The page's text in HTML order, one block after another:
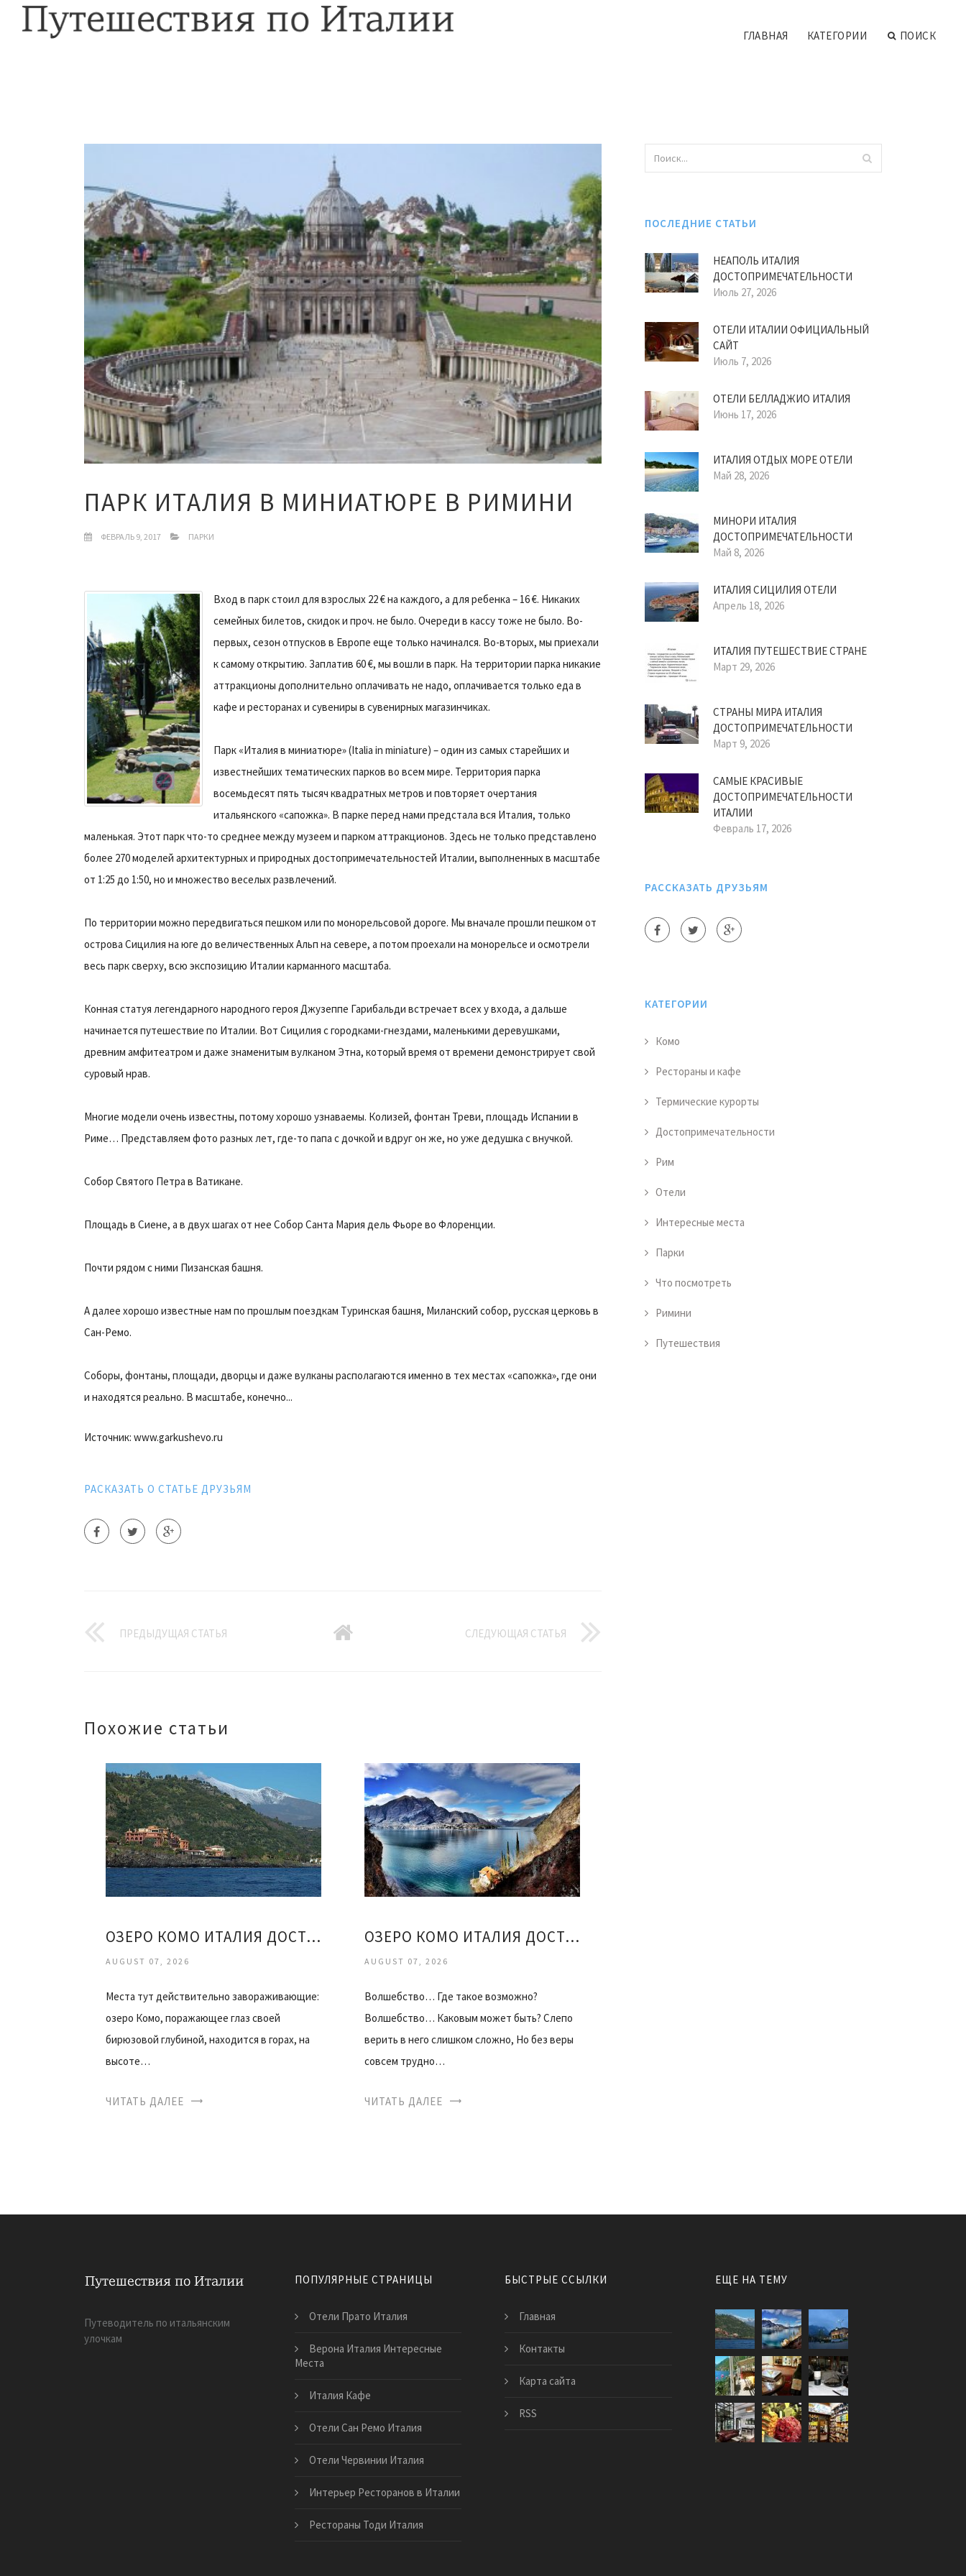
ГЛАВНАЯ КАТЕГОРИИ ПОИСК
ПАРК ИТАЛИЯ В МИНИАТЮРЕ В РИМИНИ
ФЕВРАЛЬ 9, 2017 ПАРКИ
Вход в парк стоил для взрослых 22 € на каждого, а для ребенка – 16 €. Никаких
семейных билетов, скидок и проч. не было. Очереди в кассу тоже не было. Во-
первых, сезон отпусков в Европе еще только начинался. Во-вторых, мы приехали
к самому открытию. Заплатив 60 €, мы вошли в парк. На территории парка никакие
аттракционы дополнительно оплачивать не надо, оплачивается только еда в
кафе и ресторанах и сувениры в сувенирных магазинчиках.
Парк «Италия в миниатюре» (Italia in miniature) – один из самых старейших и
известнейших тематических парков во всем мире. Территория парка
восемьдесят пять тысяч квадратных метров и повторяет очертания
итальянского «сапожка». В парке перед нами предстала вся Италия, только
маленькая. Этот парк что-то среднее между музеем и парком аттракционов. Здесь не только представлено
более 270 моделей архитектурных и природных достопримечательностей Италии, выполненных в масштабе
от 1:25 до 1:50, но и множество веселых развлечений.
По территории можно передвигаться пешком или по монорельсовой дороге. Мы вначале прошли пешком от
острова Сицилия на юге до величественных Альп на севере, а потом проехали на монорельсе и осмотрели
весь парк сверху, всю экспозицию Италии карманного масштаба.
Конная статуя легендарного народного героя Джузеппе Гарибальди встречает всех у входа, а дальше
начинается путешествие по Италии. Вот Сицилия с городками-гнездами, маленькими деревушками,
древним амфитеатром и даже знаменитым вулканом Этна, который время от времени демонстрирует свой
суровый нрав.
Многие модели очень известны, потому хорошо узнаваемы. Колизей, фонтан Треви, площадь Испании в
Риме… Представляем фото разных лет, где-то папа с дочкой и вдруг он же, но уже дедушка с внучкой.
Собор Святого Петра в Ватикане.
Площадь в Сиене, а в двух шагах от нее Собор Санта Мария дель Фьоре во Флоренции.
Почти рядом с ними Пизанская башня.
А далее хорошо известные нам по прошлым поездкам Туринская башня, Миланский собор, русская церковь в
Сан-Ремо.
Соборы, фонтаны, площади, дворцы и даже вулканы располагаются именно в тех местах «сапожка», где они
и находятся реально. В масштабе, конечно...
Источник: www.garkushevo.ru
РАСКАЗАТЬ О СТАТЬЕ ДРУЗЬЯМ
ПРЕДЫДУЩАЯ СТАТЬЯ СЛЕДУЮЩАЯ СТАТЬЯ
Похожие статьи
ОЗЕРО КОМО ИТАЛИЯ ДОСТОПРИМЕЧАТЕЛЬНОСТИ ОТЗЫВЫ
AUGUST 07, 2026
Места тут действительно завораживающие:
озеро Комо, поражающее глаз своей
бирюзовой глубиной, находится в горах, на
высоте…
ЧИТАТЬ ДАЛЕЕ
ОЗЕРО КОМО ИТАЛИЯ ДОСТОПРИМЕЧАТЕЛЬНОСТИ
AUGUST 07, 2026
Волшебство… Где такое возможно?
Волшебство… Каковым может быть? Слепо
верить в него слишком сложно, Но без веры
совсем трудно…
ЧИТАТЬ ДАЛЕЕ
ПОСЛЕДНИЕ СТАТЬИ
НЕАПОЛЬ ИТАЛИЯ
ДОСТОПРИМЕЧАТЕЛЬНОСТИ
Июль 27, 2026
ОТЕЛИ ИТАЛИИ ОФИЦИАЛЬНЫЙ
САЙТ
Июль 7, 2026
ОТЕЛИ БЕЛЛАДЖИО ИТАЛИЯ
Июнь 17, 2026
ИТАЛИЯ ОТДЫХ МОРЕ ОТЕЛИ
Май 28, 2026
МИНОРИ ИТАЛИЯ
ДОСТОПРИМЕЧАТЕЛЬНОСТИ
Май 8, 2026
ИТАЛИЯ СИЦИЛИЯ ОТЕЛИ
Апрель 18, 2026
ИТАЛИЯ ПУТЕШЕСТВИЕ СТРАНЕ
Март 29, 2026
СТРАНЫ МИРА ИТАЛИЯ
ДОСТОПРИМЕЧАТЕЛЬНОСТИ
Март 9, 2026
САМЫЕ КРАСИВЫЕ
ДОСТОПРИМЕЧАТЕЛЬНОСТИ
ИТАЛИИ
Февраль 17, 2026
РАССКАЗАТЬ ДРУЗЬЯМ
КАТЕГОРИИ
Комо
Рестораны и кафе
Термические курорты
Достопримечательности
Рим
Отели
Интересные места
Парки
Что посмотреть
Римини
Путешествия
Путеводитель по итальянским
улочкам
ПОПУЛЯРНЫЕ СТРАНИЦЫ
Отели Прато Италия
Верона Италия Интересные
Места
Италия Кафе
Отели Сан Ремо Италия
Отели Червинии Италия
Интерьер Ресторанов в Италии
Рестораны Тоди Италия
БЫСТРЫЕ ССЫЛКИ
Главная
Контакты
Карта сайта
RSS
ЕЩЕ НА ТЕМУ